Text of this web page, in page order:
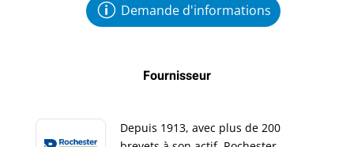
Demande d'informations
Fournisseur
Depuis 1913, avec plus de 200